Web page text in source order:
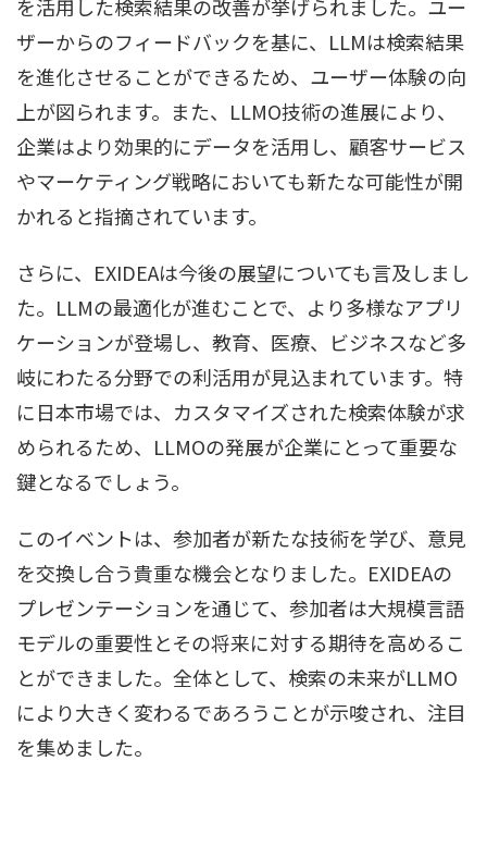
を活用した検索結果の改善が挙げられました。ユー
ザーからのフィードバックを基に、LLMは検索結果
を進化させることができるため、ユーザー体験の向
上が図られます。また、LLMO技術の進展により、
企業はより効果的にデータを活用し、顧客サービス
やマーケティング戦略においても新たな可能性が開
かれると指摘されています。
さらに、EXIDEAは今後の展望についても言及しまし
た。LLMの最適化が進むことで、より多様なアプリ
ケーションが登場し、教育、医療、ビジネスなど多
岐にわたる分野での利活用が見込まれています。特
に日本市場では、カスタマイズされた検索体験が求
められるため、LLMOの発展が企業にとって重要な
鍵となるでしょう。
このイベントは、参加者が新たな技術を学び、意見
を交換し合う貴重な機会となりました。EXIDEAの
プレゼンテーションを通じて、参加者は大規模言語
モデルの重要性とその将来に対する期待を高めるこ
とができました。全体として、検索の未来がLLMO
により大きく変わるであろうことが示唆され、注目
を集めました。